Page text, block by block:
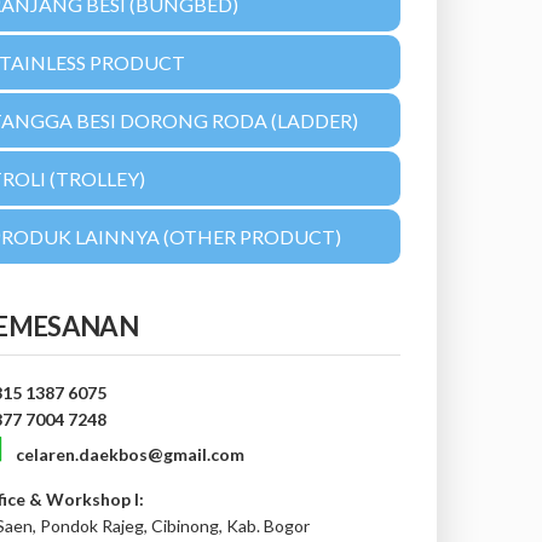
PRODUCT
BESI DORONG RODA (LADDER)
(TROLLEY)
LAINNYA (OTHER PRODUCT)
1387 6075
7004 7248
celaren.daekbos@gmail.com
& Workshop I:
Pondok Rajeg, Cibinong, Kab. Bogor